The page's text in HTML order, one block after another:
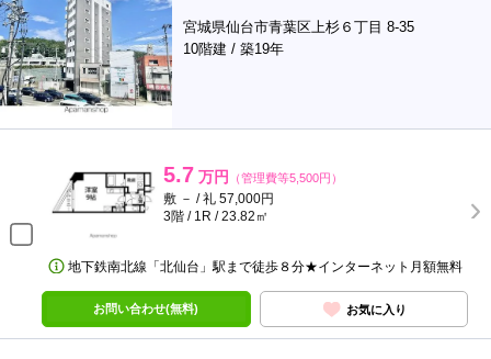
宮城県仙台市青葉区上杉６丁目 8-35
10階建 / 築19年
5.7 万円 （管理費等5,500円）
敷 － / 礼 57,000円
3階 / 1R / 23.82㎡
地下鉄南北線「北仙台」駅まで徒歩８分★インターネット月額無料
お問い合わせ(無料) お気に入り